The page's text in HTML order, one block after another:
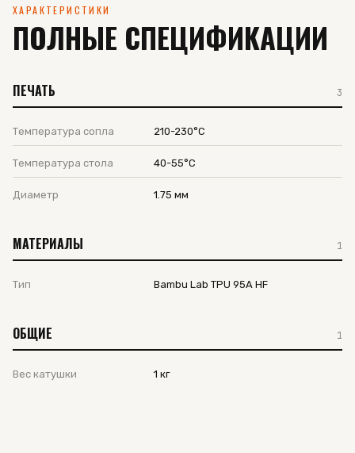
ХАРАКТЕРИСТИКИ
ПОЛНЫЕ СПЕЦИФИКАЦИИ
ПЕЧАТЬ 3
Температура сопла 210-230°C
Температура стола 40-55°C
Диаметр 1.75 мм
МАТЕРИАЛЫ 1
Тип Bambu Lab TPU 95A HF
ОБЩИЕ 1
Вес катушки 1 кг